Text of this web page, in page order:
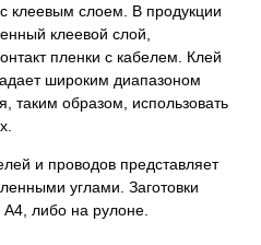
клеевым слоем. В продукции
клеевой слой,
пленки с кабелем. Клей
широким диапазоном
таким образом, использовать
и проводов представляет
углами. Заготовки
либо на рулоне.